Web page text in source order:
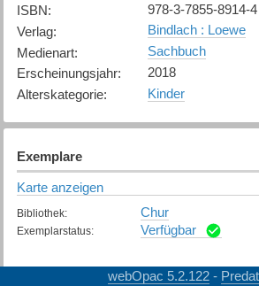
ISBN:
978-3-7855-8914-4
Verlag:
Bindlach : Loewe
Medienart:
Sachbuch
Erscheinungsjahr:
2018
Alterskategorie: Kinder
Exemplare
Karte anzeigen
Bibliothek: Chur
Exemplarstatus: Verfügbar
webOpac 5.2.122 -